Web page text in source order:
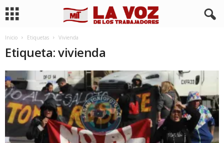
Inicio Etiquetas Vivienda
Etiqueta: vivienda